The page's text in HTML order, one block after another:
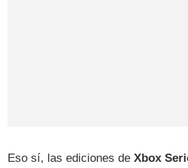
Eso sí, las ediciones deXbox